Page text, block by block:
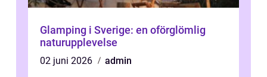
Glamping i Sverige: en oförglömlig
naturupplevelse
02 juni 2026
admin